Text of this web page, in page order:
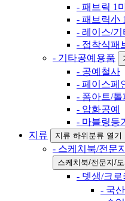
- 패브릭 1
- 패브릭小
- 레이스/기
- 접착식패
- 기타공예용품
- 공예철사
- 페이스페
- 폼아트/톨
- 압화공예
- 마블링등
지류
지류 하위분류 열기
- 스케치북/전문
스케치북/전문지/
- 뎃생/크로
- 국